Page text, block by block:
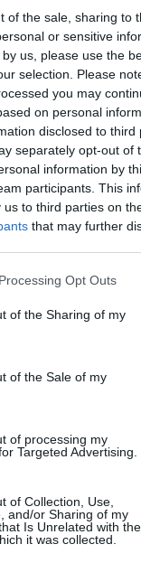
of the sale, sharing to
or sensitive
us, please use the
selection. Please
you may
on personal
disclosed to third
separately opt-out of
information by
participants. This
us to third parties on
that may further
website/app uses one
or usage behaviour.
to Google and its
specified purposes
Opt Outs
of the Sharing of my
of the Sale of my
of processing my
Targeted Advertising.
of Collection, Use,
and/or Sharing of my
Is Unrelated with the
it was collected.
barnára a
megégjen.
is, és pár
fel vízzel,
öntsük az
kész is, zárjuk el,
a megadott
íz sem fog
alkotnak
perc
maradsz le a